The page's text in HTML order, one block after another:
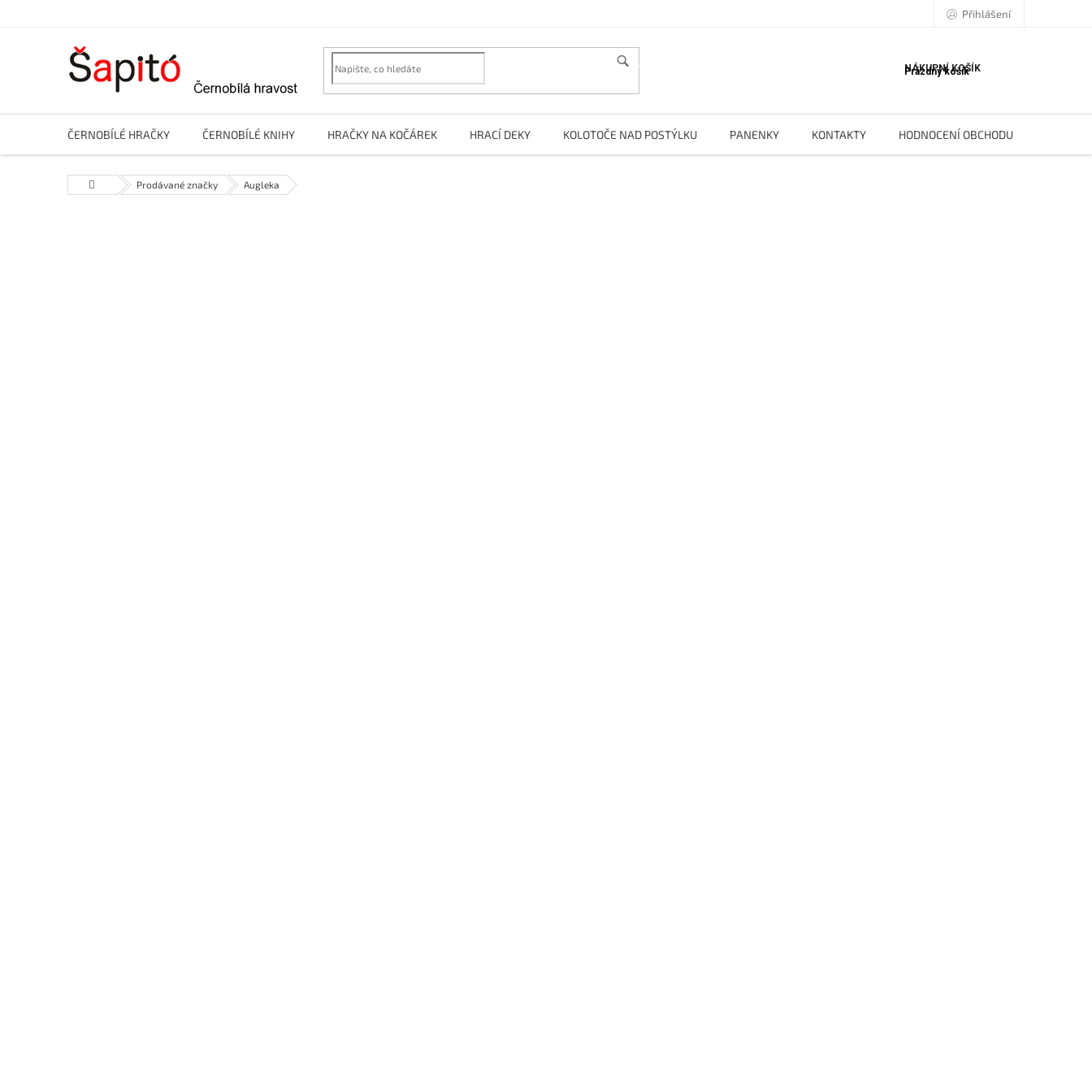
Přihlášení
HLEDAT NÁKUPNÍ KOŠÍK
Prázdný košík
ČERNOBÍLÉ HRAČKY ČERNOBÍLÉ KNIHY HRAČKY NA KOČÁREK HRACÍ DEKY KOLOTOČE NAD POSTÝLKU PANENKY KONTAKTY HODNOCENÍ OBCHODU
Domů Prodávané značky Augleka